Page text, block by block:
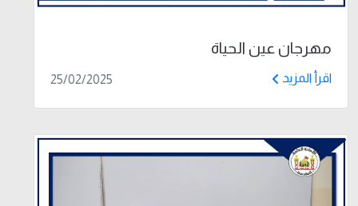
مهرجان عين الحياة
اقرأ المزيد 25/02/2025